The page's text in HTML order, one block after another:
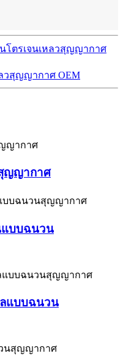
โตรเจนเหลวสุญญากาศ
วสุญญากาศ OEM
ญญากาศ
แบบฉนวน
แบบฉนวน